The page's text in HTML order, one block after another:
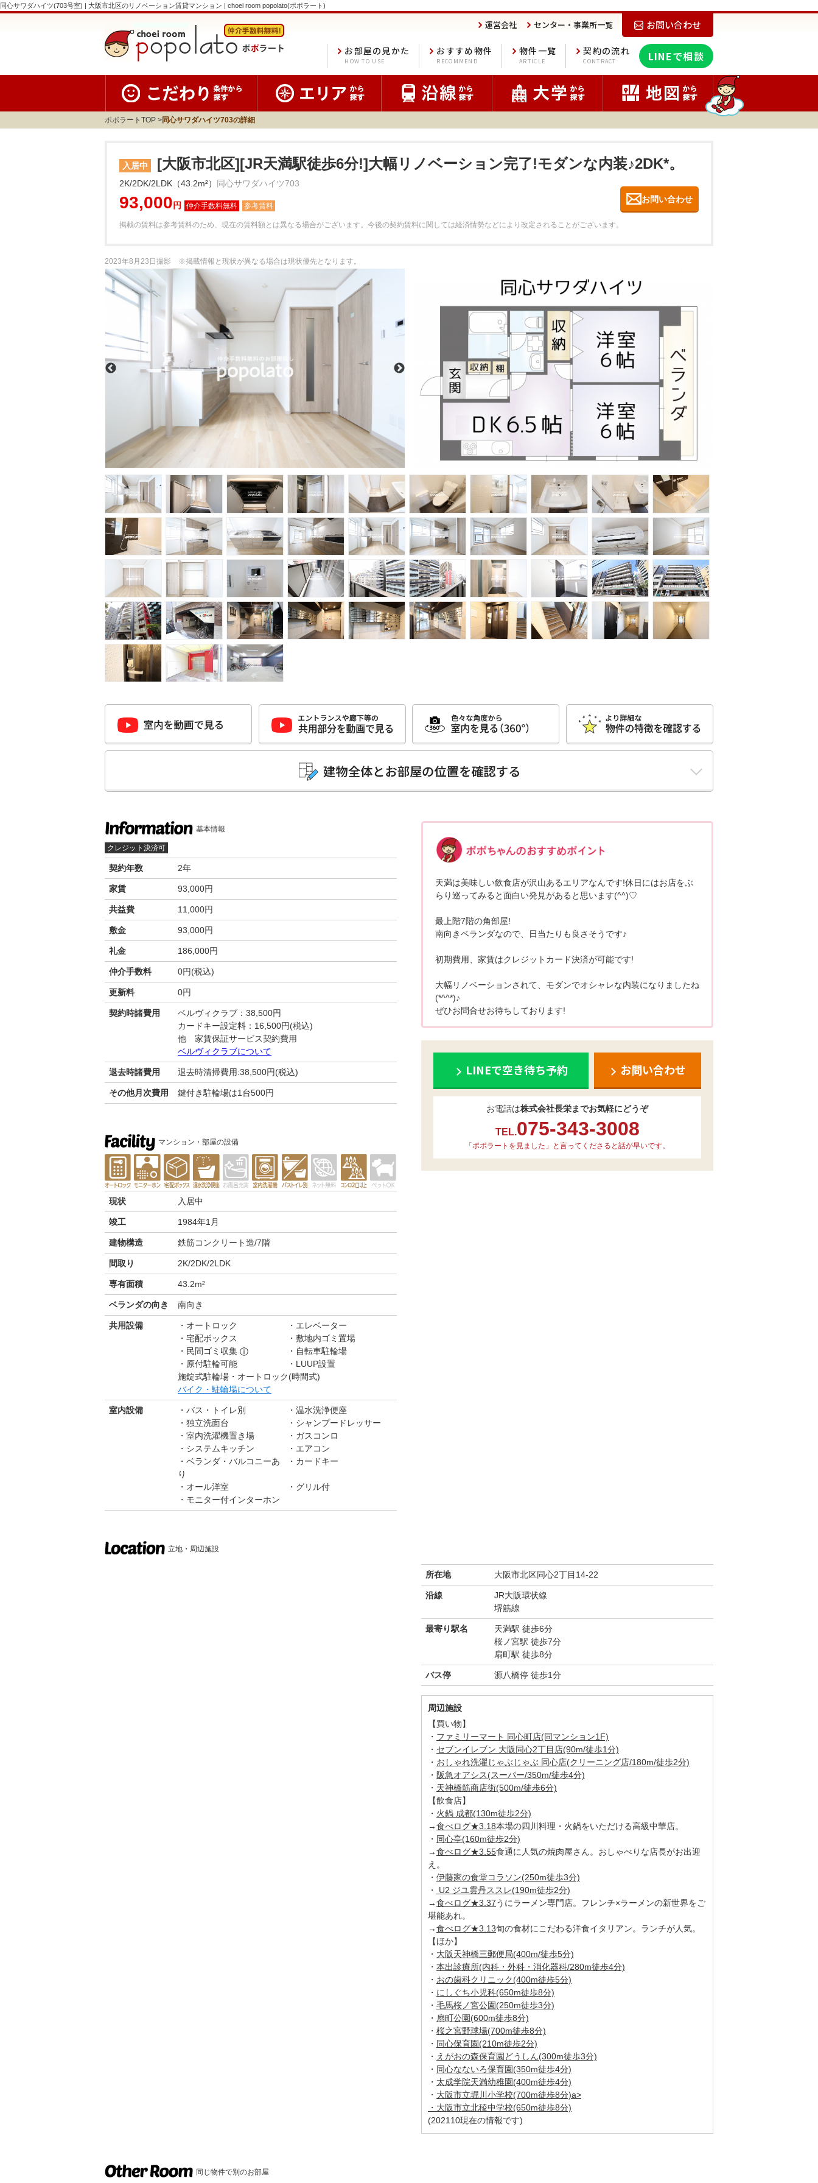
同心サワダハイツ(703号室) | 大阪市北区のリノベーション賃貸マンション | choei room popolato(ポポラート)
お問い合わせ
センター・事業所一覧
運営会社
LINEで相談
契約の流れ
CONTRACT
物件一覧
ARTICLE
おすすめ物件
RECOMMEND
お部屋の見かた
HOW TO USE
ポポラートTOP 同心サワダハイツ703の詳細
入居中 [大阪市北区][JR天満駅徒歩6分!]大幅リノベーション完了!モダンな内装♪2DK*。
2K/2DK/2LDK（43.2m²） 同心サワダハイツ703
93,000 円 参考賃料
お問い合わせ
掲載の賃料は参考賃料のため、現在の賃料額とは異なる場合がございます。 今後の契約賃料に関しては経済情勢などにより改定されることがございます。
2023年8月23日撮影 ※掲載情報と現状が異なる場合は現状優先となります。
基本情報
クレジット決済可
契約年数 2年
家賃 93,000円
共益費 11,000円
敷金 93,000円
礼金 186,000円
仲介手数料 0円(税込)
更新料 0円
契約時諸費用
ベルヴィクラブ：38,500円
カードキー設定料：16,500円(税込)
他 家賃保証サービス契約費用
ベルヴィクラブについて
退去時諸費用 退去時清掃費用:38,500円(税込)
その他月次費用 鍵付き駐輪場は1台500円
マンション・部屋の設備
現状 入居中
竣工 1984年1月
建物構造 鉄筋コンクリート造/7階
間取り 2K/2DK/2LDK
専有面積 43.2m²
ベランダの向き 南向き
共用設備 オートロック
エレベーター
宅配ボックス
敷地内ゴミ置場
民間ゴミ収集 ⓘ
自転車駐輪場
原付駐輪可能
LUUP設置
施錠式駐輪場・オートロック(時間式)
バイク・駐輪場について
室内設備 バス・トイレ別
温水洗浄便座
独立洗面台
シャンプードレッサー
室内洗濯機置き場
ガスコンロ
システムキッチン
エアコン
ベランダ・バルコニーあ
り
カードキー
オール洋室
グリル付
モニター付インターホン
天満は美味しい飲食店が沢山あるエリアなんです!休日にはお店をぶ
らり巡ってみると面白い発見があると思います(^^)♡
最上階7階の角部屋!
南向きベランダなので、日当たりも良さそうです♪
初期費用、家賃はクレジットカード決済が可能です!
大幅リノベーションされて、モダンでオシャレな内装になりましたね
(*^^*)♪
ぜひお問合せお待ちしております!
LINEで空き待ち予約 お問い合わせ
お電話は株式会社長栄までお気軽にどうぞ
TEL.075-343-3008
「ポポラートを見ました」と言ってくださると話が早いです。
立地・周辺施設
所在地 大阪市北区同心2丁目14-22
沿線
JR大阪環状線
堺筋線
最寄り駅名
天満駅 徒歩6分
桜ノ宮駅 徒歩7分
扇町駅 徒歩8分
バス停 源八橋停 徒歩1分
周辺施設
【買い物】
・ ファミリーマート 同心町店(同マンション1F)
・ セブンイレブン 大阪同心2丁目店(90m/徒歩1分)
・ おしゃれ洗濯じゃぶじゃぶ 同心店(クリーニング店/180m/徒歩2分)
・ 阪急オアシス(スーパー/350m/徒歩4分)
・ 天神橋筋商店街(500m/徒歩6分)
【飲食店】
・ 火鍋 成都(130m徒歩2分)
→食べログ★3.18本場の四川料理・火鍋をいただける高級中華店。
・ 同心亭(160m徒歩2分)
→食べログ★3.55食通に人気の焼肉屋さん。おしゃべりな店長がお出迎
え。
・ 伊藤家の食堂コラソン(250m徒歩3分)
・
U2 ジユ雲丹ススレ(190m徒歩2分)
→食べログ★3.37うにラーメン専門店。フレンチ×ラーメンの新世界をご
堪能あれ。
→食べログ★3.13旬の食材にこだわる洋食イタリアン。ランチが人気。
【ほか】
・ 大阪天神橋三郵便局(400m/徒歩5分)
・ 本出診療所(内科・外科・消化器科/280m徒歩4分)
・ おの歯科クリニック(400m徒歩5分)
・ にしぐち小児科(650m徒歩8分)
・ 毛馬桜ノ宮公園(250m徒歩3分)
・ 扇町公園(600m徒歩8分)
・ 桜之宮野球場(700m徒歩8分)
・ 同心保育園(210m徒歩2分)
・ えがおの森保育園どうしん(300m徒歩3分)
・ 同心なないろ保育園(350m徒歩4分)
・ 太成学院天満幼稚園(400m徒歩4分)
・ 大阪市立堀川小学校(700m徒歩8分)a>
・ 大阪市立北稜中学校(650m徒歩8分)
(202110現在の情報です)
同じ物件で別のお部屋